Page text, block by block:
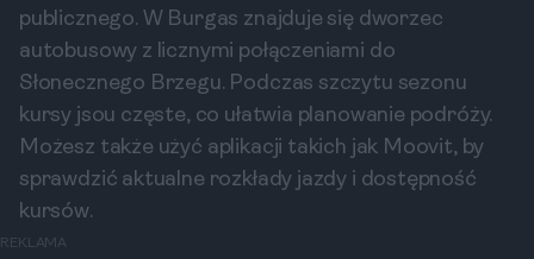
publicznego. W Burgas znajduje się dworzec
autobusowy z licznymi połączeniami do
Słonecznego Brzegu. Podczas szczytu sezonu
kursy jsou częste, co ułatwia planowanie podróży.
Możesz także użyć aplikacji takich jak Moovit, by
sprawdzić aktualne rozkłady jazdy i dostępność
kursów.
REKLAMA